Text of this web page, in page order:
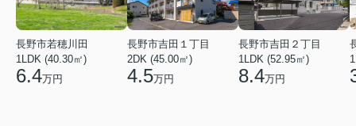
長野市若穂川田
1LDK (40.30㎡)
6.4万円
長野市吉田１丁目
2DK (45.00㎡)
4.5万円
長野市吉田２丁目
1LDK (52.95㎡)
8.4万円